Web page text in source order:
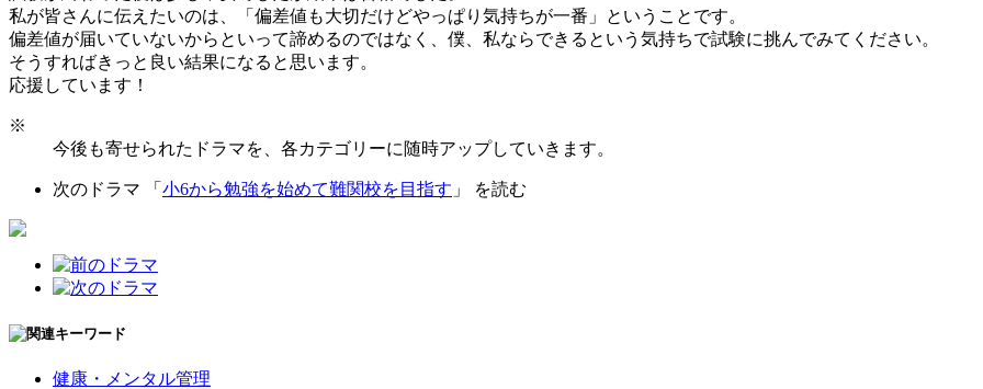
私が皆さんに伝えたいのは、「偏差値も大切だけどやっぱり気持ちが一番」ということです。
偏差値が届いていないからといって諦めるのではなく、僕、私ならできるという気持ちで試験に挑んでみてください。
そうすればきっと良い結果になると思います。
応援しています！
※
今後も寄せられたドラマを、各カテゴリーに随時アップしていきます。
次のドラマ 「 小6から勉強を始めて難関校を目指す 」 を読む
健康・メンタル管理